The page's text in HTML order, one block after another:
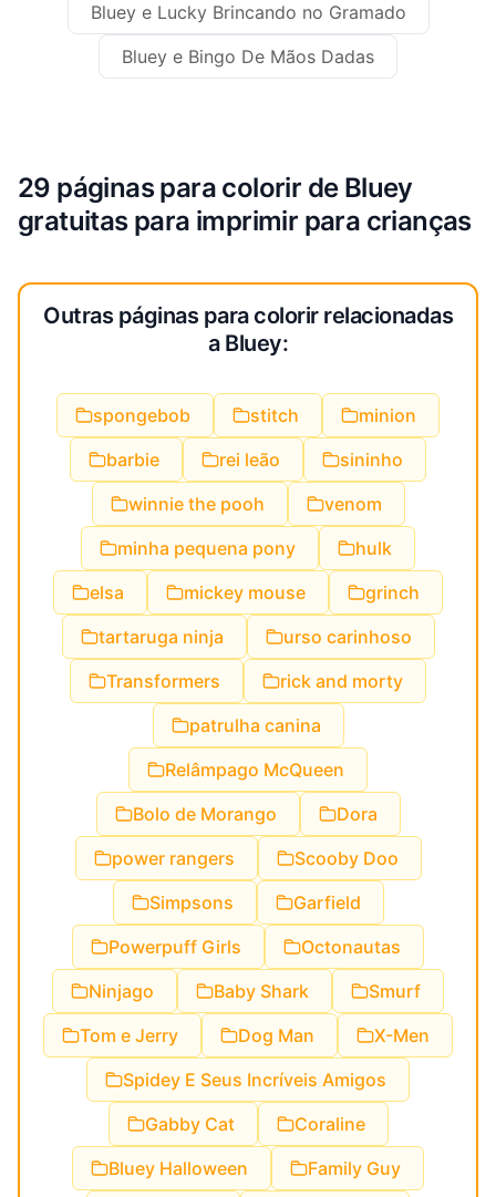
Bluey e Lucky Brincando no Gramado
Bluey e Bingo De Mãos Dadas
29 páginas para colorir de Bluey
gratuitas para imprimir para crianças
Outras páginas para colorir relacionadas
a Bluey:
spongebob stitch
minion
barbie
rei leão
sininho
winnie the pooh
venom
minha pequena pony
hulk
elsa
mickey mouse
grinch
tartaruga ninja
urso carinhoso
Transformers
rick and morty
patrulha canina
Relâmpago McQueen
Bolo de Morango
Dora
power rangers
Scooby Doo
Simpsons
Garfield
Powerpuff Girls
Octonautas
Ninjago
Baby Shark
Smurf
Tom e Jerry
Dog Man
X-Men
Spidey E Seus Incríveis Amigos
Gabby Cat
Coraline
Bluey Halloween
Family Guy